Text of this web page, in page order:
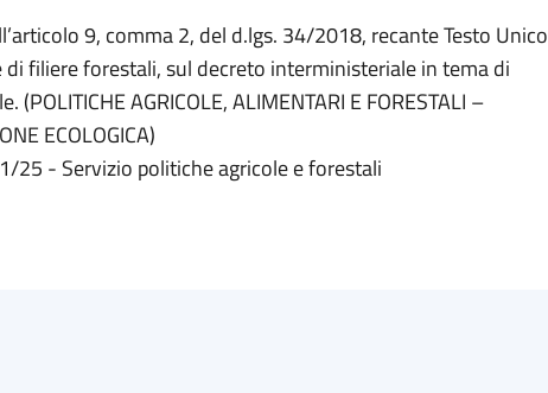
9, comma 2, del d.lgs. 34/2018, recante Testo Unico
filiere forestali, sul decreto interministeriale in tema di
AGRICOLE, ALIMENTARI E FORESTALI –
ECOLOGICA)
25 - Servizio politiche agricole e forestali